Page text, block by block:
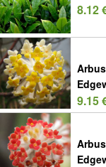
8.12
9.15